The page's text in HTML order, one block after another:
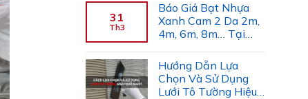
31
Th3
Báo Giá Bạt Nhựa
Xanh Cam 2 Da 2m,
4m, 6m, 8m… Tại
Hướng Dẫn Lựa
Chọn Và Sử Dụng
Lưới Tô Tường Hiệu